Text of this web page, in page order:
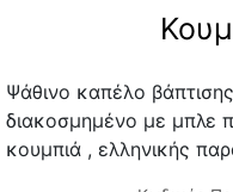
Ψάθινο καπέλο
διακοσμημένο με μπλε
κουμπιά , ελληνικής